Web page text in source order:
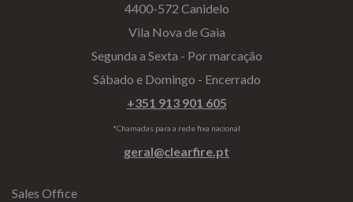
4400-572 Canidelo
Vila Nova de Gaia
Segunda a Sexta - Por marcação
Sábado e Domingo - Encerrado
+351 913 901 605
*Chamadas para a rede fixa nacional
geral@clearfire.pt
Sales Office